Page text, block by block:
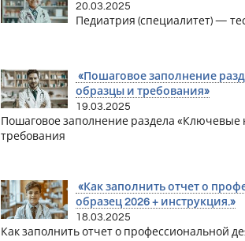
20.03.2025
Педиатрия (специалитет) —
«Пошаговое заполнение
образцы и требования»
19.03.2025
Пошаговое заполнение раздела
требования
«Как заполнить отчет о
образец 2026 + инструкция.»
18.03.2025
Как заполнить отчет о профессиональной